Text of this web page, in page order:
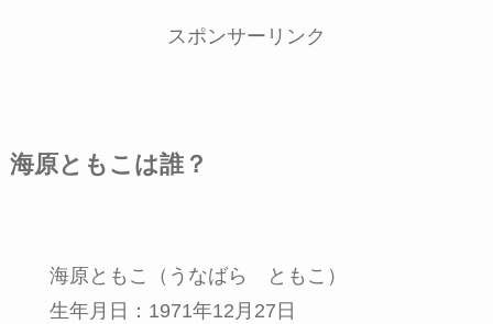
スポンサーリンク
海原ともこは誰？
海原ともこ（うなばら ともこ）
生年月日：1971年12月27日